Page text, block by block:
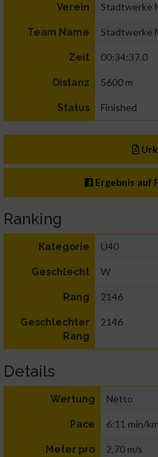
Verein Stadtwerke
Team Name Stadtwerke
Zeit 00:34:37.0
Distanz 5600 m
Status Finished
Ergebnis auf
Ranking
Kategorie Ü40
Geschlecht W
Rang 2146
Geschlechter
Rang
2146
Details
Wertung Netto
Pace 6:11 min/km
Meter pro
2,70 m/s